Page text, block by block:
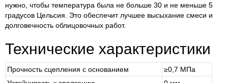
нужно, чтобы температура была не больше 30 и не меньше 5
градусов Цельсия. Это обеспечит лучшее высыхание смеси и
долговечность облицовочных работ.
Технические характеристики
Прочность сцепления с основанием
≥0,7 МПа